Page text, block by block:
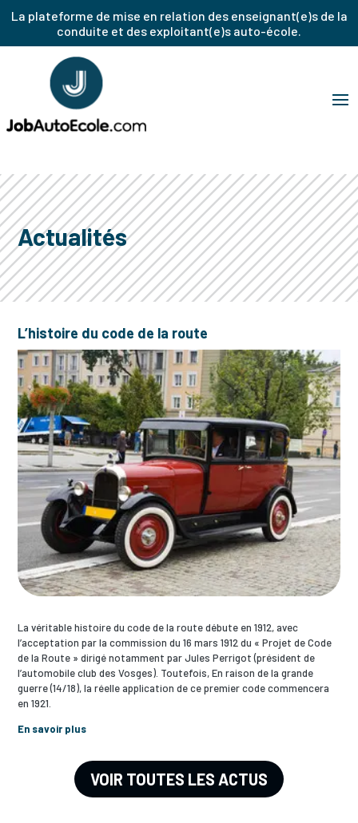
La plateforme de mise en relation des enseignant(e)s de la
conduite et des exploitant(e)s auto-école.
Actualités
L’histoire du code de la route
La véritable histoire du code de la route débute en 1912, avec
l’acceptation par la commission du 16 mars 1912 du « Projet de Code
de la Route » dirigé notamment par Jules Perrigot (président de
l’automobile club des Vosges). Toutefois, En raison de la grande
guerre (14/18), la réelle application de ce premier code commencera
en 1921.
En savoir plus
VOIR TOUTES LES ACTUS